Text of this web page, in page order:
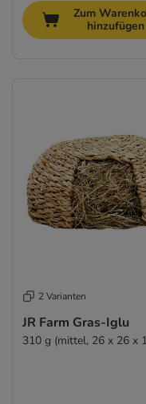
Zum
hinzufügen
2 Varianten
JR Farm Gras-Iglu
310 g (mittel, 26 x 26 x